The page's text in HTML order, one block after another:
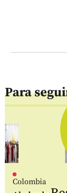
Para
Colombia